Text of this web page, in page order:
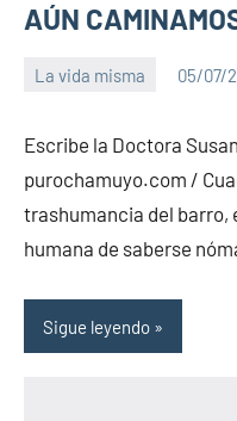
AÚN
La vida misma 05/07/
Escribe la Doctora
purochamuyo.com /
trashumancia del barro,
humana de saberse
Sigue leyendo